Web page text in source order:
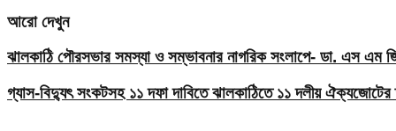
আরো দেখুন
ঝালকাঠি পৌরসভার সমস্যা ও সম্ভাবনার নাগরিক সংলাপে- ডা. এস এম
গ্যাস-বিদ্যুৎ সংকটসহ ১১ দফা দাবিতে ঝালকাঠিতে ১১ দলীয় ঐক্যজোটের